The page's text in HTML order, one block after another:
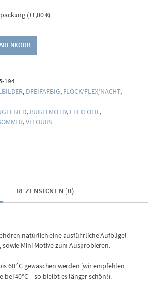
(+1,00€)
194
, DREIFARBIG, FLOCK/FLEX/NACHT,
, BÜGELMOTIV, FLEXFOLIE,
,VELOURS
REZENSIONEN (0)
natürlich eine ausführliche Aufbügel-
Mini-Motive zum Ausprobieren.
60 °C gewaschen werden (wir empfehlen
bei 40°C – so bleibt es länger schön!).